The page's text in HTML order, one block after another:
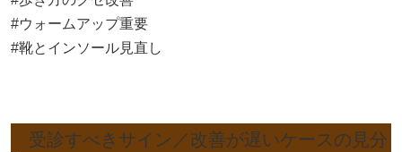
#ウォームアップ重要
#靴とインソール見直し
受診すべきサイン／改善が遅いケースの見分